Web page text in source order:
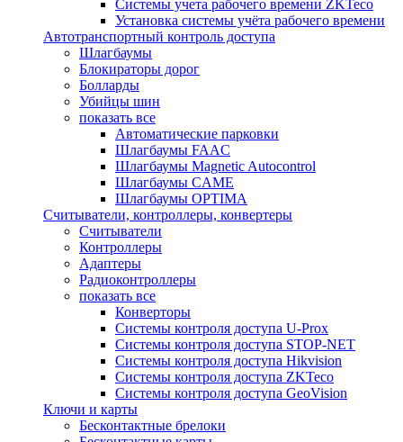
Системы учета рабочего времени ZKTeco
Установка системы учёта рабочего времени
Автотранспортный контроль доступа
Шлагбаумы
Блокираторы дорог
Болларды
Убийцы шин
показать все
Автоматические парковки
Шлагбаумы FAAC
Шлагбаумы Magnetic Autocontrol
Шлагбаумы CAME
Шлагбаумы OPTIMA
Считыватели, контроллеры, конвертеры
Считыватели
Контроллеры
Адаптеры
Радиоконтроллеры
показать все
Конверторы
Системы контроля доступа U-Prox
Системы контроля доступа STOP-NET
Системы контроля доступа Hikvision
Системы контроля доступа ZKTeco
Системы контроля доступа GeoVision
Ключи и карты
Бесконтактные брелоки